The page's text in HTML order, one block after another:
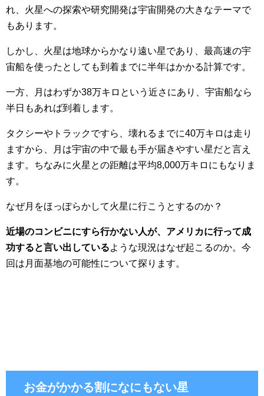
れ、火星への探索や研究開発は宇宙開発の大きなテーマで
もあります。
しかし、火星は地球からかなり遠い星であり、最高速の宇
宙船を使ったとしても到着までに半年はかかる計算です。
一方、月はわずか38万キロという近さにあり、宇宙船なら
半日もあれば到着します。
タクシーやトラックですら、壊れるまでに40万キロは走り
ますから、月は宇宙の中で最も手が届きやすい星だと言え
ます。ちなみに火星との距離は平均8,000万キロにもなりま
す。
なぜ月をほっぽらかして火星に行こうとするのか？
近場のコンビニにすら行かない人が、アメリカに行って成
功すると言い出しているような現況はなぜ起こるのか。今
回は月面基地の可能性について探ります。
お金がかかる割になにもない星